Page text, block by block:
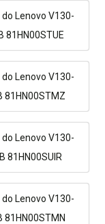
Lenovo V130-
81HN00STUE
Lenovo V130-
81HN00STMZ
Lenovo V130-
81HN00SUIR
Lenovo V130-
81HN00STMN